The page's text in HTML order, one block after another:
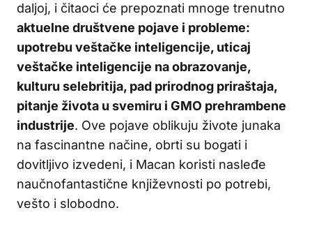
daljoj, i čitaoci će prepoznati mnoge trenutno
aktuelne društvene pojave i probleme:
upotrebu veštačke inteligencije, uticaj
veštačke inteligencije na obrazovanje,
kulturu selebritija, pad prirodnog priraštaja,
pitanje života u svemiru i GMO prehrambene
industrije. Ove pojave oblikuju živote junaka
na fascinantne načine, obrti su bogati i
dovitljivo izvedeni, i Macan koristi nasleđe
naučnofantastične književnosti po potrebi,
vešto i slobodno.